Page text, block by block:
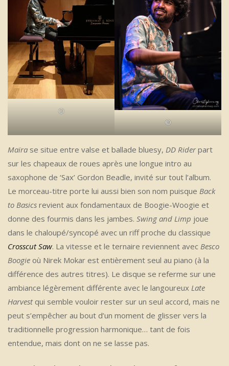
©
©
Maïra se situe entre valse et ballade bluesy, DD Riderpart
sur les chapeaux de roues après une longue intro au
saxophone de ‘Sax’ Gordon Beadle, invité sur tout l’album.
Le morceau-titre porte lui aussi bien son nom puisque Back
to Basics revient aux fondamentaux de Boogie-Woogie et
donne des fourmis dans les jambes. Swing and Limp joue
dans le chaloupé/syncopé avec un riff proche du classique
Crosscut Saw. La vitesse et le ternaire reviennent avec Besco
Boogie où Nirek Mokar est entièrement seul au piano (à la
différence des autres titres). Le disque se referme sur une
ambiance légèrement différente avec le langoureux Late
Harvestqui semble vouloir rester sur un seul accord, mais ne
peut s’empêcher au bout d’un moment de glisser vers la
traditionnelle progression harmonique… tant de fois
entendue, mais dont on ne se lasse pas.